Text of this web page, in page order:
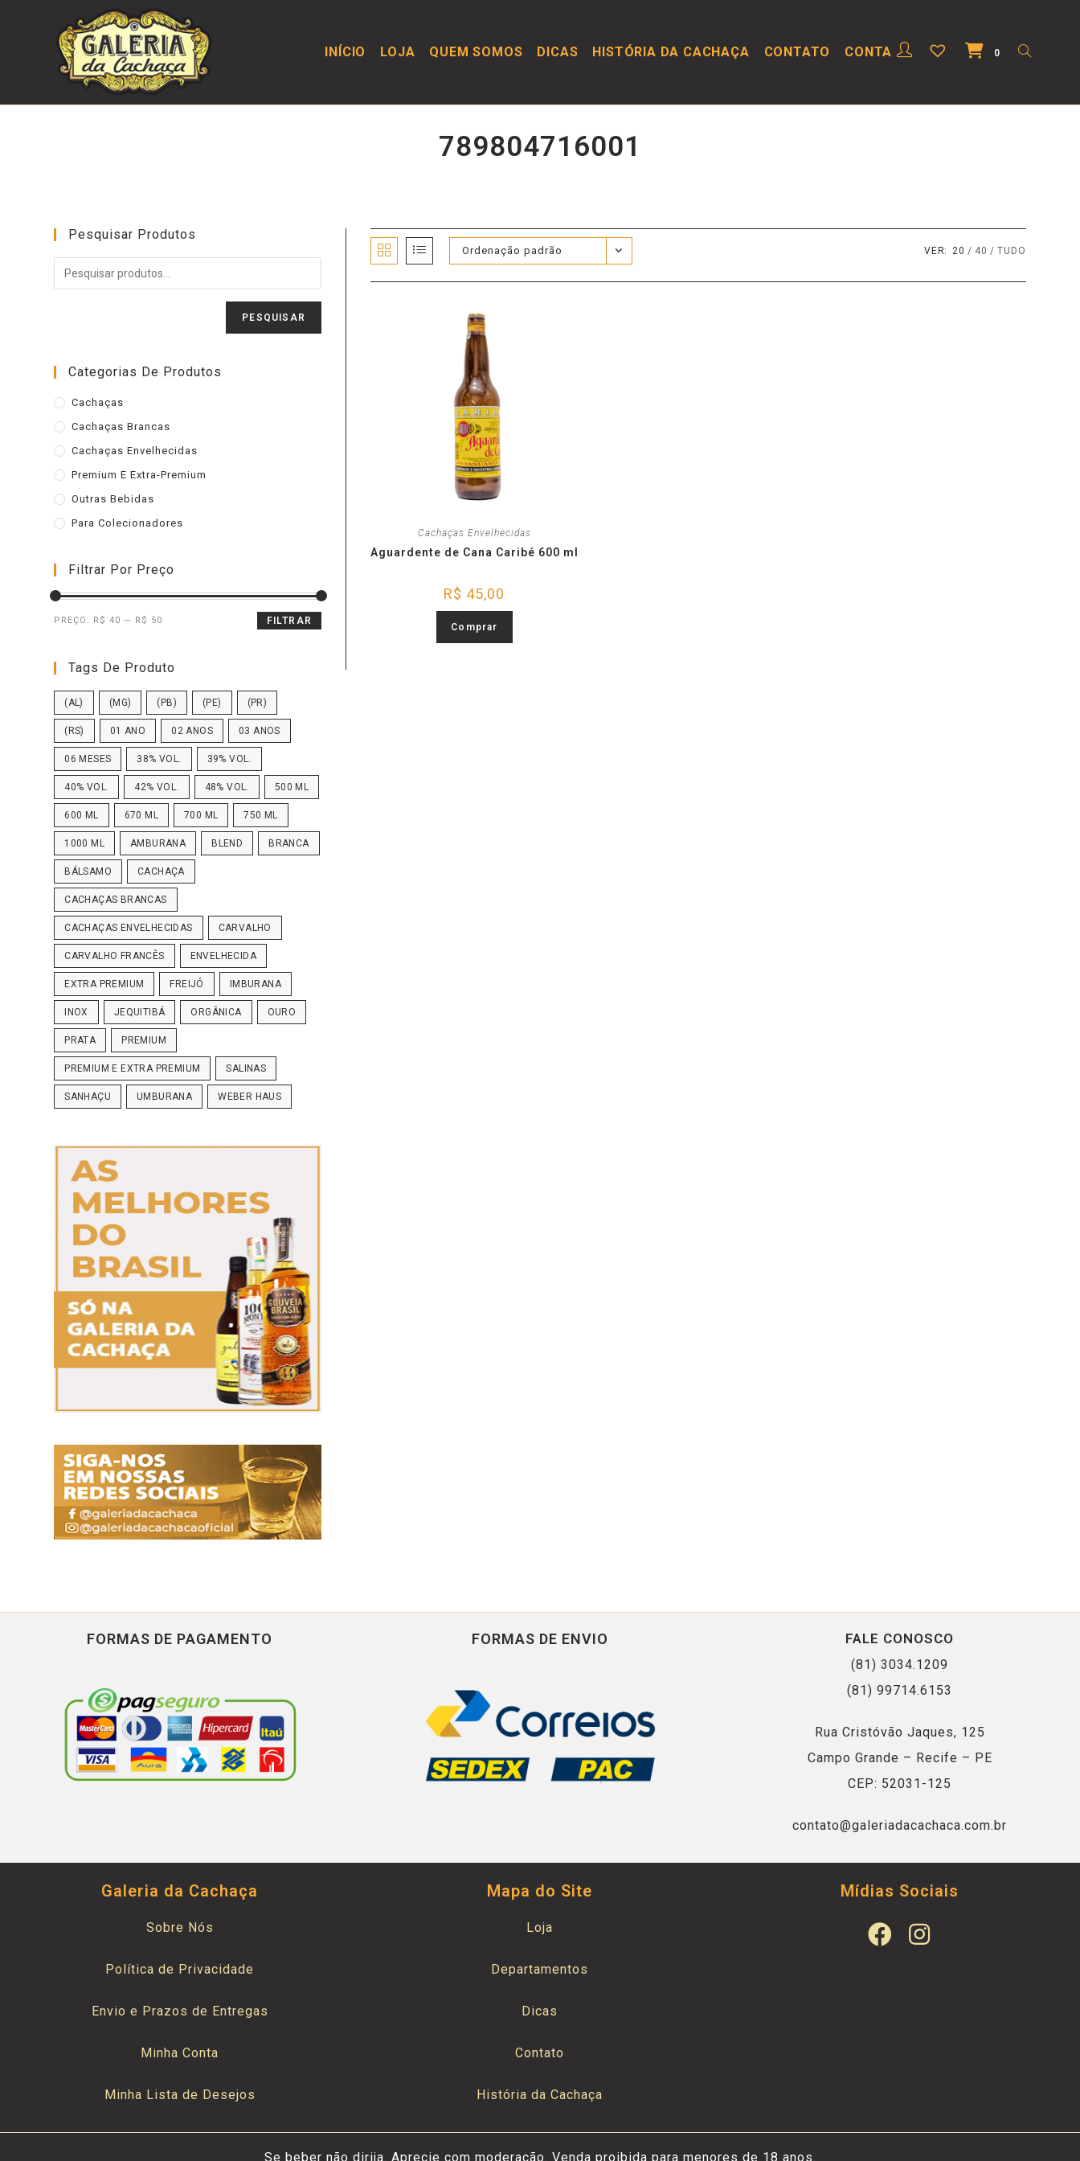
INÍCIO LOJA QUEM SOMOS DICAS HISTÓRIA DA CACHAÇA CONTATO CONTA 0
789804716001
Ordenação padrão VER: 20 40 TUDO
Cachaças Envelhecidas
Aguardente de Cana Caribé 600 ml
R$ 45,00
Comprar
Pesquisar Produtos
PESQUISAR
Categorias De Produtos
Cachaças
Cachaças Brancas
Cachaças Envelhecidas
Premium E Extra-Premium
Outras Bebidas
Para Colecionadores
Filtrar Por Preço
FILTRAR
PREÇO: R$ 40 — R$ 50
Tags De Produto
(AL) (MG) (PB) (PE) (PR)
(RS) 01 ANO 02 ANOS 03 ANOS
06 MESES 38% VOL. 39% VOL.
40% VOL. 42% VOL. 48% VOL. 500 ML
600 ML 670 ML 700 ML 750 ML
1000 ML AMBURANA BLEND BRANCA
BÁLSAMO CACHAÇA
CACHAÇAS BRANCAS
CACHAÇAS ENVELHECIDAS CARVALHO
CARVALHO FRANCÊS ENVELHECIDA
EXTRA PREMIUM FREIJÓ IMBURANA
INOX JEQUITIBÁ ORGÂNICA OURO
PRATA PREMIUM
PREMIUM E EXTRA PREMIUM SALINAS
SANHAÇU UMBURANA WEBER HAUS
FORMAS DE PAGAMENTO FORMAS DE ENVIO FALE CONOSCO
(81) 3034.1209
(81) 99714.6153
Rua Cristóvão Jaques, 125
Campo Grande – Recife – PE
CEP: 52031-125
contato@galeriadacachaca.com.br
Galeria da Cachaça
Sobre Nós
Política de Privacidade
Envio e Prazos de Entregas
Minha Conta
Minha Lista de Desejos
Mapa do Site
Loja
Departamentos
Dicas
Contato
História da Cachaça
Mídias Sociais
Se beber não dirija. Aprecie com moderação. Venda proibida para menores de 18 anos.